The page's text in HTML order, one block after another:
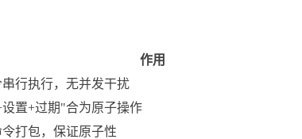
作用
行执行，无并发干扰
置+过期"合为原子操作
打包，保证原子性